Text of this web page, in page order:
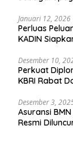
Januari 12, 2026
Perluas
KADIN
Desember 10,
Perkuat
KBRI Rabat
Desember 3,
Asuransi
Resmi